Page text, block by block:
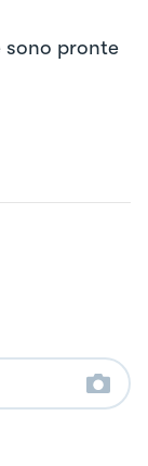
sono pronte